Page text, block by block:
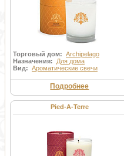
Торговый дом: Archipelago
Назначения: Для дома
Вид: Ароматические свечи
Подробнее
Pied-A-Terre